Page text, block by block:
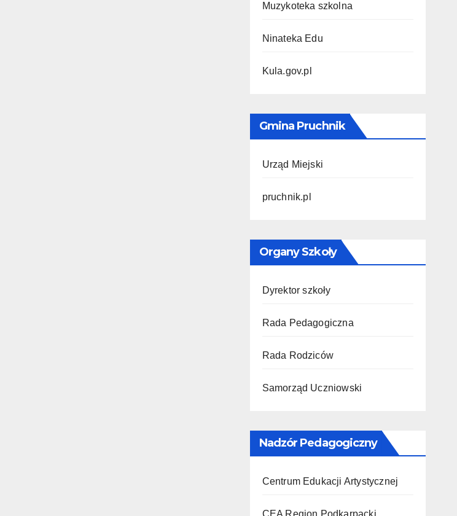
Muzykoteka szkolna
Ninateka Edu
Kula.gov.pl
Gmina Pruchnik
Urząd Miejski
pruchnik.pl
Organy Szkoły
Dyrektor szkoły
Rada Pedagogiczna
Rada Rodziców
Samorząd Uczniowski
Nadzór Pedagogiczny
Centrum Edukacji Artystycznej
CEA Region Podkarpacki